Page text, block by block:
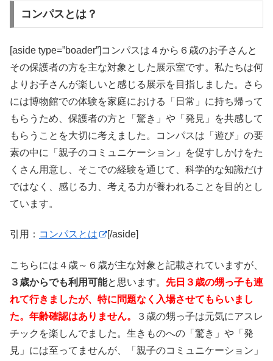
コンパスとは？
[aside type=”boader”]コンパスは４から６歳のお子さんと
その保護者の方を主な対象とした展示室です。私たちは何
よりお子さんが楽しいと感じる展示を目指しました。さら
には博物館での体験を家庭における「日常」に持ち帰って
もらうため、保護者の方と「驚き」や「発見」を共感して
もらうことを大切に考えました。コンパスは「遊び」の要
素の中に「親子のコミュニケーション」を促すしかけをた
くさん用意し、そこでの経験を通じて、科学的な知識だけ
ではなく、感じる力、考える力が養われることを目的とし
ています。
引用： コンパスとは [/aside]
こちらには４歳～６歳が主な対象と記載されていますが、
３歳からでも利用可能と思います。 先日３歳の甥っ子も連
れて行きましたが、特に問題なく入場させてもらいまし
た。年齢確認はありません。
３歳の甥っ子は元気にアスレ
チックを楽しんでました。生きものへの「驚き」や「発
見」には至ってませんが、「親子のコミュニケーション」